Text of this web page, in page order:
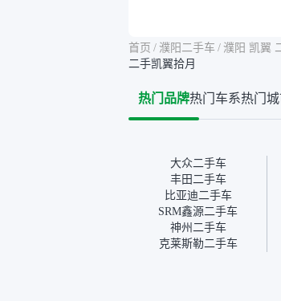
况。我拿到你们的信息之
后，自己又在线上去做了一
台），同时也找了朋友帮
线下看车。结果跟你们的报
我第一天看车，第二天你们
就约我到店，我第三天去提
的车。去之前我提前跟交接
人员说好，到了之后要当着
我的面再做一次复检，你们
也安排了师傅，服务可以，
速度很快。体验下来自营车
首页 / 濮阳二手车 / 濮阳 凯翼
二手凯翼拾月
热门品牌热门车系热门
大众二手车
丰田二手车
比亚迪二手车
SRM鑫源二手车
神州二手车
克莱斯勒二手车